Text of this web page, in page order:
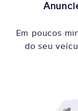
Em poucos
do seu